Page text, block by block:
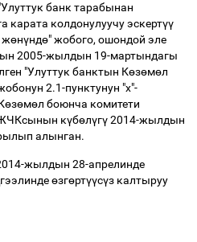
банк тарабынан
колдонулуучу эскертүү
жөнүндө" жобого, ошондой эле
2005-жылдын 19-мартындагы
"Улуттук банктын Көзөмөл
2.1-пунктунун "х"-
өзөмөл боюнча комитети
күбөлүгү2014-жылдын
алынган.
жылдын 28-апрелинде
гээлиндеөзгөртүүсүз калтыруу